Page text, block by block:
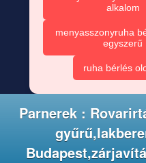
alkalom
menyasszonyruha
egyszerű
ruha bérlés
Parnerek :